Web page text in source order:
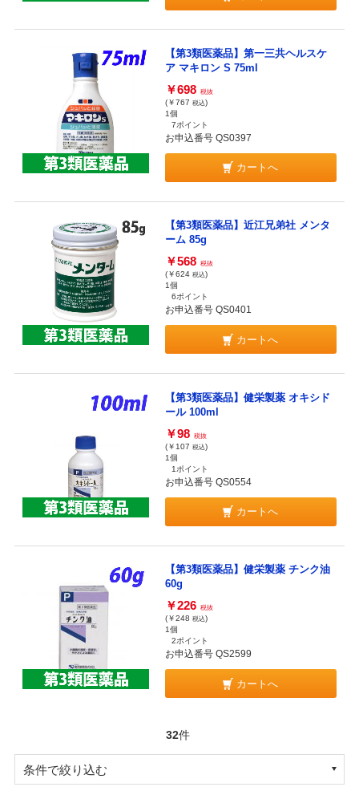
【第3類医薬品】第一三共ヘルスケ
ア マキロン S 75ml
￥698 税抜
(￥767 税込)
1個
7ポイント
お申込番号 QS0397
カートへ
【第3類医薬品】近江兄弟社 メンタ
ーム 85g
￥568 税抜
(￥624 税込)
1個
6ポイント
お申込番号 QS0401
カートへ
【第3類医薬品】健栄製薬 オキシド
ール 100ml
￥98 税抜
(￥107 税込)
1個
1ポイント
お申込番号 QS0554
カートへ
【第3類医薬品】健栄製薬 チンク油
60g
￥226 税抜
(￥248 税込)
1個
2ポイント
お申込番号 QS2599
カートへ
32件
条件で絞り込む